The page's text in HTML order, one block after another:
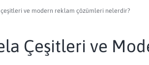
ve modern reklam çözümleri nelerdir?
Çeşitleri ve